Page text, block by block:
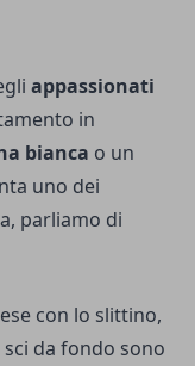
appassionati
in
bianca o un
uno dei
parliamo di
con lo slittino,
da fondo sono